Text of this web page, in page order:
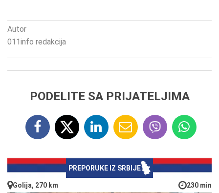
Autor
011info redakcija
PODELITE SA PRIJATELJIMA
PREPORUKE IZ SRBIJE
Golija, 270 km 230 min